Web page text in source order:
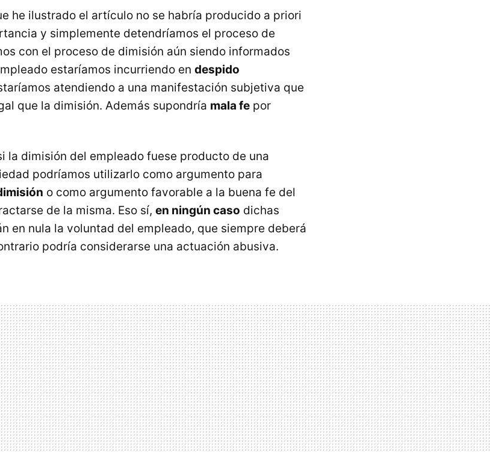
he ilustrado el artículo no se habría producido a priori
y simplemente detendríamos el proceso de
con el proceso de dimisión aún siendo informados
estaríamos incurriendo en despido
atendiendo a una manifestación subjetiva que
que la dimisión. Además supondría mala fe por
la dimisión del empleado fuese producto de una
podríamos utilizarlo como argumento para
o como argumento favorable a la buena fe del
de la misma. Eso sí, en ningún caso dichas
en nula la voluntad del empleado, que siempre deberá
podría considerarse una actuación abusiva.